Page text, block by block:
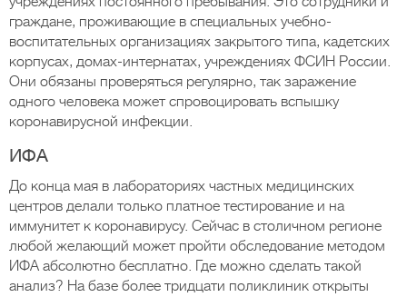
граждане, проживающие в специальных учебно-
воспитательных организациях закрытого типа, кадетских
корпусах, домах-интернатах, учреждениях ФСИН России.
Они обязаны проверяться регулярно, так заражение
одного человека может спровоцировать вспышку
коронавирусной инфекции.
ИФА
До конца мая в лабораториях частных медицинских
центров делали только платное тестирование и на
иммунитет к коронавирусу. Сейчас в столичном регионе
любой желающий может пройти обследование методом
ИФА абсолютно бесплатно. Где можно сделать такой
анализ? На базе более тридцати поликлиник открыты